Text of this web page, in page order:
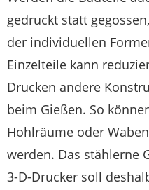
gedruckt statt
der individuellen
Einzelteile kann
Drucken andere
beim Gießen. So
Hohlräume oder
werden. Das stählerne
3-D-Drucker soll